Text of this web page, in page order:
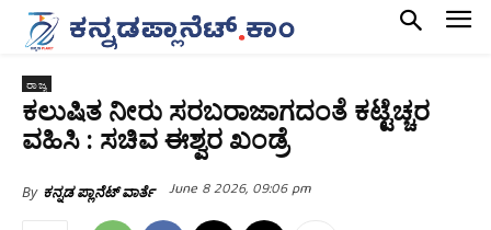
ರಾಜ್ಯ
ಕಲುಷಿತ ನೀರು ಸರಬರಾಜಾಗದಂತೆ ಕಟ್ಟೆಚ್ಚರ
ವಹಿಸಿ : ಸಚಿವ ಈಶ್ವರ ಖಂಡ್ರೆ
By ಕನ್ನಡ ಪ್ಲಾನೆಟ್ ವಾರ್ತೆ June 8 2026, 09:06 pm